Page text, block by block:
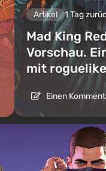
Artikel 1 Tag
Mad King
Vorschau.
mit
Einen